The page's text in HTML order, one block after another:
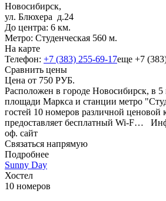
Новосибирск,
ул. Блюхера д.24
До центра: 6 км.
Метро: Студенческая 560 м.
На карте
Телефон: +7 (383) 255-69-17еще +7
Сравнить цены
Цена от 750 РУБ.
Расположен в городе Новосибирск, в
площади Маркса и станции метро
гостей 10 номеров различной ценовой
предоставляет бесплатный Wi-F…
оф. сайт
Связаться напрямую
Подробнее
Sunny Day
Хостел
10 номеров